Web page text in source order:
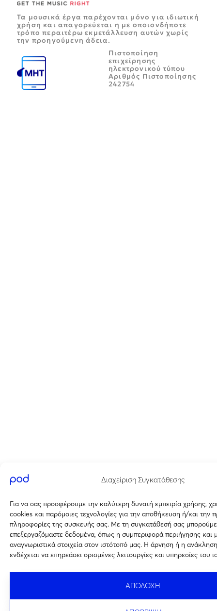
Διαχείριση Συγκατάθεσης
Για να σας προσφέρουμε την καλύτερη δυνατή εμπειρία χρήσης,
cookies και παρόμοιες τεχνολογίες για την αποθήκευση ή/και την
πληροφορίες της συσκευής σας. Με τη συγκατάθεσή σας
επεξεργαζόμαστε δεδομένα, όπως η συμπεριφορά περιήγησης και
αναγνωριστικά στοιχεία στον ιστότοπό μας. Η άρνηση ή η
ενδέχεται να επηρεάσει ορισμένες λειτουργίες και υπηρεσίες του
ΑΠΟΔΟΧΗ
Τα μουσικά έργα παρέχονται μόνο για ιδιωτική
χρήση και απαγορεύεται η με οποιονδήποτε
τρόπο περαιτέρω εκμετάλλευση αυτών χωρίς
την προηγούμενη άδεια.
Πιστοποίηση
επιχείρησης
ηλεκτρονικού τύπου
Αριθμός Πιστοποίησης
242754